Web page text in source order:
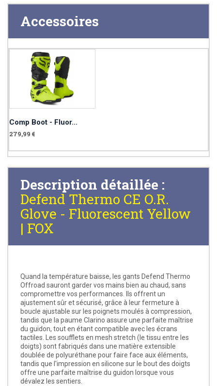
Accessoires
Comp Boot - Fluor...
279,99 €
Description détaillée :
Defend Thermo CE O.R.
Glove - Fluorescent Yellow
| FOX
Quand la température baisse, les gants Defend Thermo
Offroad sauront garder vos mains bien au chaud, sans
compromettre vos performances. Ils offrent un
ajustement sûr et sécurisé, grâce à leur fermeture à
boucle ajustable sur les poignets moulés à compression,
tandis que la paume Clarino assure une parfaite maîtrise
du guidon, tout en étant compatible avec les écrans
tactiles. Les soufflets en mesh stretch (le tissu entre les
doigts) sont fabriqués dans une matière extensible
doublée de polyuréthane pour faire face aux éléments,
tandis que l'impression en silicone sur le bout des doigts
offre une parfaite maîtrise du guidon lorsque vous
dévalez les sentiers.